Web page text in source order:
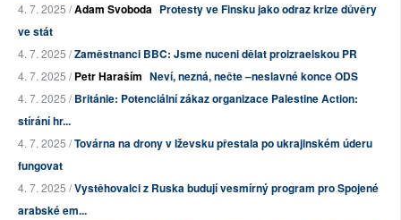
4. 7. 2025 /Adam Svoboda Protesty ve Finsku jako odraz krize důvěry
ve stát
4. 7. 2025 /Zaměstnanci BBC: Jsme nuceni dělat proizraelskou PR
4. 7. 2025 /Petr Haraším Neví, nezná, nečte –neslavné konce ODS
4. 7. 2025 /Británie: Potenciální zákaz organizace Palestine Action:
stírání hr...
4. 7. 2025 /Továrna na drony v Iževsku přestala po ukrajinském úderu
fungovat
4. 7. 2025 /Vystěhovalci z Ruska budují vesmírný program pro Spojené
arabské em...